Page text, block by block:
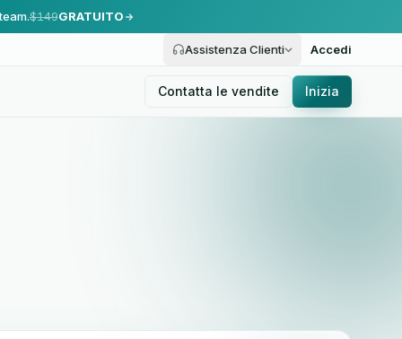
$149GRATUITO
Assistenza Clienti Accedi
Contatta le vendite Inizia